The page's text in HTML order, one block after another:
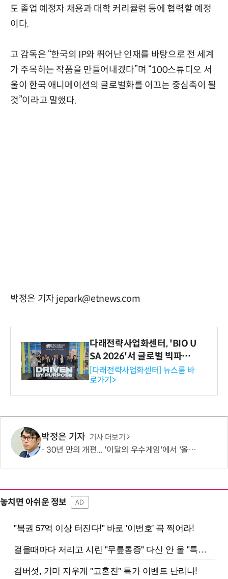
도 졸업 예정자 채용과 대학 커리큘럼 등에 협력할 예정
이다.
고 감독은 “한국의 IP와 뛰어난 인재를 바탕으로 전 세계
가 주목하는 작품을 만들어내겠다”며 “100스튜디오 서
울이 한국 애니메이션의 글로벌화를 이끄는 중심축이 될
것”이라고 말했다.
박정은 기자 jepark@etnews.com
다래전략사업화센터, 'BIO U
SA 2026'서 글로벌 빅파마
와의 비즈니스 미팅 지원…K
-바이오 해외 진출 교두보 확
보
[다래전략사업화센터] 뉴스룸 바
로가기>
박정은 기자 기사 더보기
30년 만의 개편... '이달의 우수게임'에서 '올해의 우수게임'으로
놓치면 아쉬운 정보 AD